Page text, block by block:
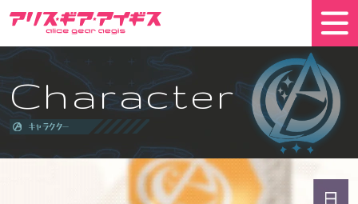
Character
キャラクター